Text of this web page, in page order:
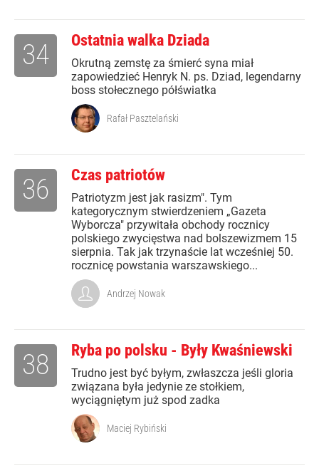
Ostatnia walka Dziada
Okrutną zemstę za śmierć syna miał
zapowiedzieć Henryk N. ps. Dziad, legendarny
boss stołecznego półświatka
34
Rafał Pasztelański
Czas patriotów
Patriotyzm jest jak rasizm". Tym
kategorycznym stwierdzeniem „Gazeta
Wyborcza" przywitała obchody rocznicy
polskiego zwycięstwa nad bolszewizmem 15
sierpnia. Tak jak trzynaście lat wcześniej 50.
rocznicę powstania warszawskiego...
36
Andrzej Nowak
Ryba po polsku - Były Kwaśniewski
Trudno jest być byłym, zwłaszcza jeśli gloria
związana była jedynie ze stołkiem,
wyciągniętym już spod zadka
38
Maciej Rybiński